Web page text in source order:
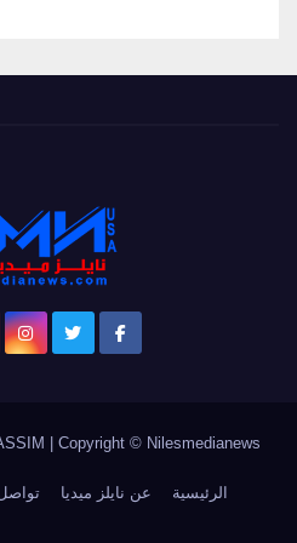
Copyright © Nilesmedianews
الرئيسية عن نايلز ميديا